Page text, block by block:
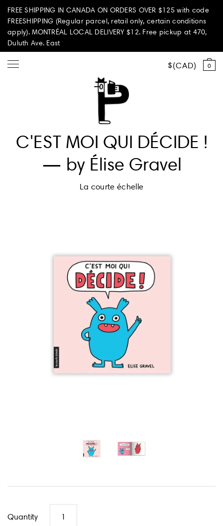
FREE SHIPPING IN CANADA ON ORDERS OVER $125 with code
FREESHIPPING (Regular parcel, retail only, certain conditions
apply). MONTRÉAL LOCAL DELIVERY $12. Free pickup at 470,
Duluth Ave. East
0
CAD
Summer Vibes
Paperole Edition
Job Offers
C'EST MOI QUI DÉCIDE !
— by Élise Gravel
La courte échelle
Quantity